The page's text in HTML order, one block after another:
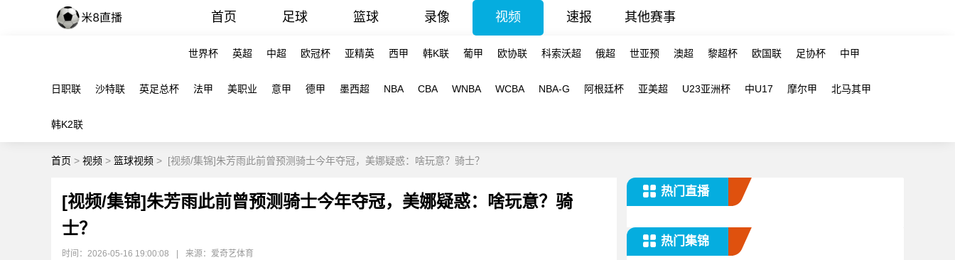
首页 足球 篮球 录像 视频 速报 其他赛事
世界杯 英超 中超 欧冠杯 亚精英 西甲 韩K联 葡甲 欧协联 科索沃超 俄超 世亚预 澳超 黎超杯 欧国联 足协杯 中甲
日职联 沙特联 英足总杯 法甲 美职业 意甲 德甲 墨西超 NBA CBA WNBA WCBA NBA-G 阿根廷杯 亚美超 U23亚洲杯 中U17 摩尔甲 北马其甲
韩K2联
首页 > 视频 > 篮球视频 > [视频/集锦]朱芳雨此前曾预测骑士今年夺冠，美娜疑惑：啥玩意？骑士？
[视频/集锦]朱芳雨此前曾预测骑士今年夺冠，美娜疑惑：啥玩意？骑
士？
时间：2026-05-16 19:00:08 来源：爱奇艺体育
热门直播
热门集锦